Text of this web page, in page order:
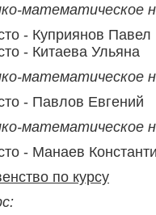
математическое
- Куприянов Павел
- Китаева Ульяна
математическое
- Павлов Евгений
математическое
- Манаев
по курсу